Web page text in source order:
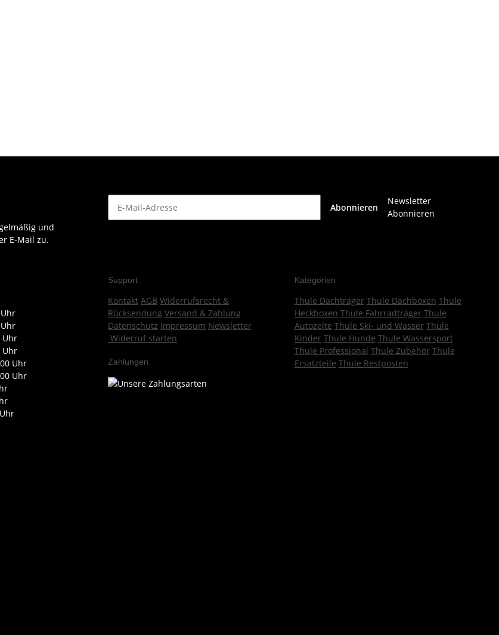
und
E-Mail zu.
Abonnieren
Newsletter
Abonnieren
Uhr
Uhr
Uhr
Uhr
Support
Kontakt AGB Widerrufsrecht &
Rücksendung Versand & Zahlung
Datenschutz Impressum Newsletter
Widerruf starten
Zahlungen
Kategorien
Thule Dachträger Thule Dachboxen Thule
Heckboxen Thule Fahrradträger Thule
Autozelte Thule Ski- und Wasser Thule
Kinder Thule Hunde Thule Wassersport
Thule Professional Thule Zubehör Thule
Ersatzteile Thule Restposten